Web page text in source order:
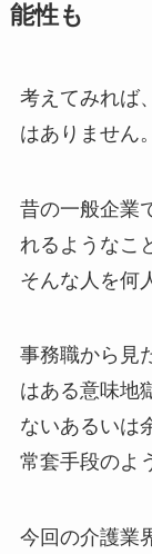
能性も
考えてみれば
はありません。
昔の一般企業
れるようなこ
そんな人を何
事務職から見
はある意味地
ないあるいは
常套手段のよ
今回の介護業